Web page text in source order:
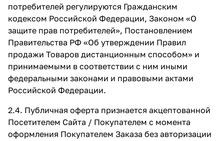
потребителей регулируются Гражданским
кодексом Российской Федерации, Законом «О
защите прав потребителей», Постановлением
Правительства РФ «Об утверждении Правил
продажи Товаров дистанционным способом» и
принимаемыми в соответствии с ним иными
федеральными законами и правовыми актами
Российской Федерации.
2.4. Публичная оферта признается акцептованной
Посетителем Сайта / Покупателем с момента
оформления Покупателем Заказа без авторизации